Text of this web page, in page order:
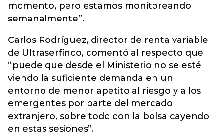
momento, pero estamos monitoreando
semanalmente”.
Carlos Rodríguez, director de renta variable
de Ultraserfinco, comentó al respecto que
“puede que desde el Ministerio no se esté
viendo la suficiente demanda en un
entorno de menor apetito al riesgo y a los
emergentes por parte del mercado
extranjero, sobre todo con la bolsa cayendo
en estas sesiones”.